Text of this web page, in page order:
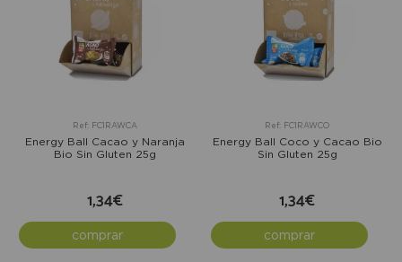
Ref: FC1RAWCA
Energy Ball Cacao y Naranja
Bio Sin Gluten 25g
1,34€
comprar
Ref: FC1RAWCO
Energy Ball Coco y Cacao Bio
Sin Gluten 25g
1,34€
comprar